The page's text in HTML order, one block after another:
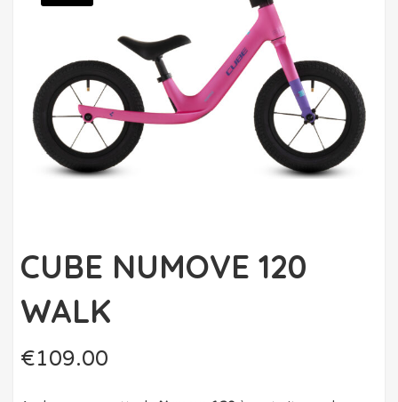
CUBE NUMOVE 120
WALK
€109.00